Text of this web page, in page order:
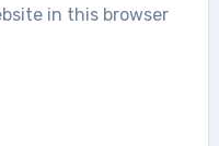
in this browser